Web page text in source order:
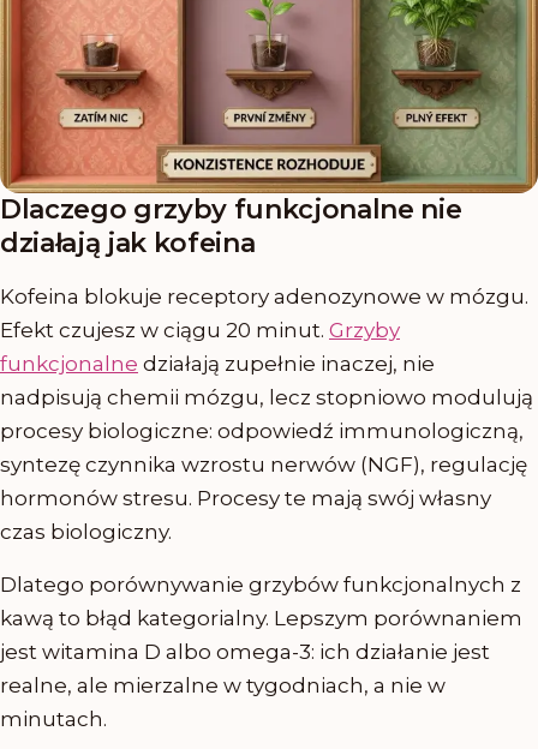
Dlaczego grzyby funkcjonalne nie
działają jak kofeina
Kofeina blokuje receptory adenozynowe w mózgu.
Efekt czujesz w ciągu 20 minut. Grzyby
funkcjonalne działają zupełnie inaczej, nie
nadpisują chemii mózgu, lecz stopniowo modulują
procesy biologiczne: odpowiedź immunologiczną,
syntezę czynnika wzrostu nerwów (NGF), regulację
hormonów stresu. Procesy te mają swój własny
czas biologiczny.
Dlatego porównywanie grzybów funkcjonalnych z
kawą to błąd kategorialny. Lepszym porównaniem
jest witamina D albo omega-3: ich działanie jest
realne, ale mierzalne w tygodniach, a nie w
minutach.